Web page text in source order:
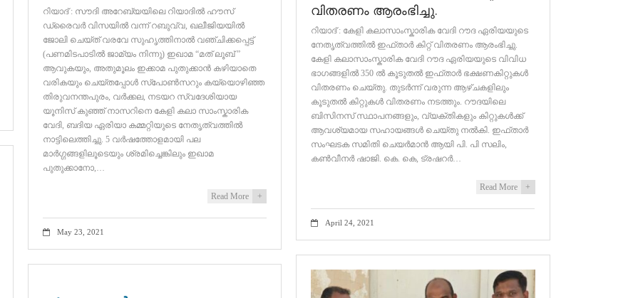
റിയാദ് : സൗദി അറേബ്യയിലെ റിയാദിൽ ഹൗസ്
ഡ്രൈവർ വിസയിൽ വന്ന് റബുവ്വ, ഖലീജിയയിൽ
ജോലി ചെയ്ത് വരവേ സുഹൃത്തിനാൽ വഞ്ചിക്കപ്പെട്ട്
(പണമിടപാടിൽ ജാമ്യം നിന്നു) ഇഖാമ “മത് ലൂബ് ”
ആവുകയും, അതുമൂലം ഇക്കാമ പുതുക്കാൻ കഴിയാതെ
വരികയും ചെയ്തപ്പോൾ സ്പോൺസറും കയ്യൊഴിഞ്ഞ
തിരുവനന്തപുരം, വർക്കല, നടയറ സ്വദേശിയായ
യൂനിസ് കുഞ്ഞ് നാസറിനെ കേളി കലാ സാംസ്കാരിക
വേദി, ബദിയ ഏരിയാ കമ്മറ്റിയുടെ നേതൃത്വത്തിൽ
നാട്ടിലെത്തിച്ചു. 5 വർഷത്തോളമായി പല
മാർഗ്ഗങ്ങളിലൂടെയും ശ്രമിച്ചെങ്കിലും ഇഖാമ
പുതുക്കാനോ,…
Read More +
May 23, 2021
വിതരണം ആരംഭിച്ചു.
റിയാദ് : കേളി കലാസാംസ്കാരിക വേദി റൗദ ഏരിയയുടെ
നേതൃത്വത്തിൽ ഇഫ്താർ കിറ്റ് വിതരണം ആരംഭിച്ചു.
കേളി കലാസാംസ്കാരിക വേദി റൗദ ഏരിയയുടെ വിവിധ
ഭാഗങ്ങളിൽ 350 ൽ കൂടുതൽ ഇഫ്താർ ഭക്ഷണകിറ്റുകൾ
വിതരണം ചെയ്തു. തുടർന്ന് വരുന്ന ആഴ്ചകളിലും
കൂടുതൽ കിറ്റുകൾ വിതരണം നടത്തും. റൗദയിലെ
ബിസിനസ്‌ സ്ഥാപനങ്ങളും, വ്യക്തികളും കിറ്റുകൾക്ക്
ആവശ്യമായ സഹായങ്ങൾ ചെയ്തു നൽകി. ഇഫ്താർ
സംഘടക സമിതി ചെയർമാൻ ആയി പി. പി സലിം,
കൺവീനർ ഷാജി. കെ. കെ, ട്രഷറർ…
Read More +
April 24, 2021